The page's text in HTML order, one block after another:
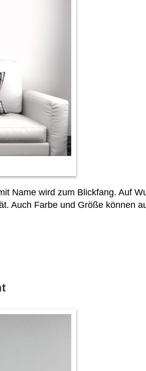
Name wird zum Blickfang. Auf
Auch Farbe und Größe können